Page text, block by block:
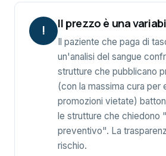
! Il prezzo è una
Il paziente che paga di
un'analisi del sangue
strutture che pubblicano
(con la massima cura per
promozioni vietate)
le strutture che chiedono
preventivo". La
rischio.